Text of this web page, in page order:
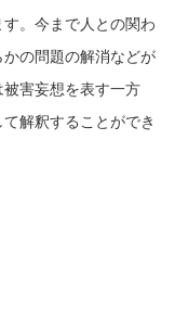
。今まで人との関わ
の問題の解消などが
害妄想を表す一方
解釈することができ